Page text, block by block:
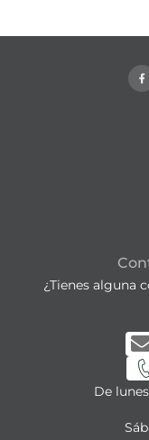
¿Tienes alguna
De